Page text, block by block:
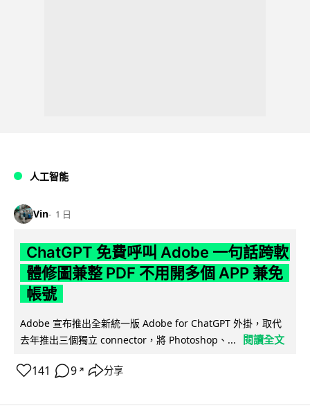
人工智能
Vin 1 日
ChatGPT 免費呼叫 Adobe 一句話跨軟
體修圖兼整 PDF 不用開多個 APP 兼免
帳號
Adobe 宣布推出全新統一版 Adobe for ChatGPT 外掛，取代
去年推出三個獨立 connector，將 Photoshop、...
閱讀全文
141 9 ↗ 分享